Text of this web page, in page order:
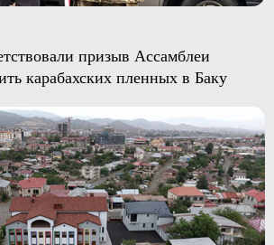
призыв Ассамблеи
карабахских пленных в Баку